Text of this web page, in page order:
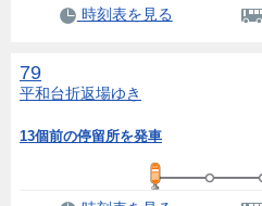
時刻表を見る
79
平和台折返場ゆき
13個前の停留所を発車